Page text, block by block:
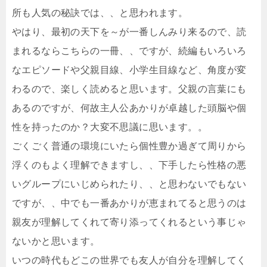
所も人気の秘訣では、、と思われます。
やはり、最初の天下を～が一番しんみり来るので、読
まれるならこちらの一冊、、ですが、続編もいろいろ
なエピソードや父親目線、小学生目線など、角度が変
わるので、楽しく読めると思います。父親の言葉にも
あるのですが、何故主人公あかりが卓越した頭脳や個
性を持ったのか？大変不思議に思います。。
ごくごく普通の環境にいたら個性豊か過ぎて周りから
浮くのもよく理解できますし、、下手したら性格の悪
いグループにいじめられたり、、と思わないでもない
ですが、、中でも一番あかりが恵まれてると思うのは
親友が理解してくれて寄り添ってくれるという事じゃ
ないかと思います。
いつの時代もどこの世界でも友人が自分を理解してく